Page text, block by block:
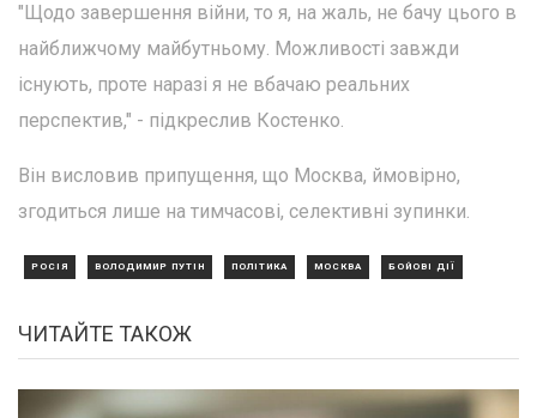
"Щодо завершення війни, то я, на жаль, не бачу цього в
найближчому майбутньому. Можливості завжди
існують, проте наразі я не вбачаю реальних
перспектив," - підкреслив Костенко.
Він висловив припущення, що Москва, ймовірно,
згодиться лише на тимчасові, селективні зупинки.
РОСІЯ ВОЛОДИМИР ПУТІН ПОЛІТИКА МОСКВА БОЙОВІ ДІЇ
ЧИТАЙТЕ ТАКОЖ